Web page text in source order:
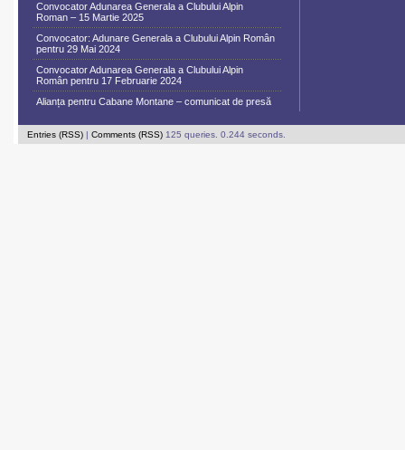
Convocator Adunarea Generala a Clubului Alpin
Roman – 15 Martie 2025
Convocator: Adunare Generala a Clubului Alpin Român
pentru 29 Mai 2024
Convocator Adunarea Generala a Clubului Alpin
Român pentru 17 Februarie 2024
Alianța pentru Cabane Montane – comunicat de presă
Entries (RSS) | Comments (RSS) 125 queries. 0.244 seconds.